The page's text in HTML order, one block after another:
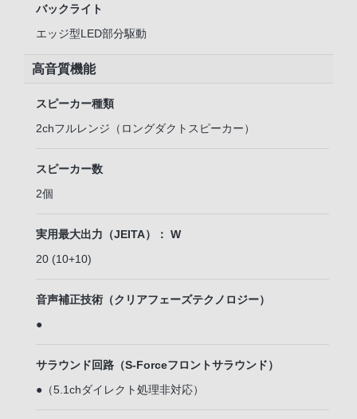
バックライト
エッジ型LED部分駆動
高音質機能
スピーカー種類
2chフルレンジ（ロングダクトスピーカー）
スピーカー数
2個
実用最大出力（JEITA）： W
20 (10+10)
音声補正技術（クリアフェーズテクノロジー）
●
サラウンド回路（S-Forceフロントサラウンド）
●（5.1chダイレクト処理非対応）